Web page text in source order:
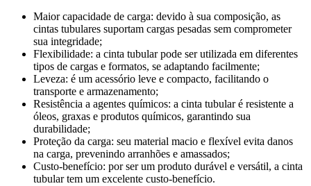
Maior capacidade de carga: devido à sua composição, as
cintas tubulares suportam cargas pesadas sem comprometer
sua integridade;
Flexibilidade: a cinta tubular pode ser utilizada em diferentes
tipos de cargas e formatos, se adaptando facilmente;
Leveza: é um acessório leve e compacto, facilitando o
transporte e armazenamento;
Resistência a agentes químicos: a cinta tubular é resistente a
óleos, graxas e produtos químicos, garantindo sua
durabilidade;
Proteção da carga: seu material macio e flexível evita danos
na carga, prevenindo arranhões e amassados;
Custo-benefício: por ser um produto durável e versátil, a cinta
tubular tem um excelente custo-benefício.